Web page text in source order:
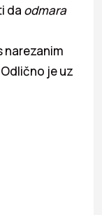
da odmara
narezanim
je uz